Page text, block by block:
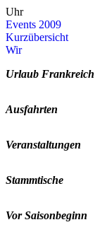
Uhr
Events 2009
Kurz­über­sicht
Wir
Ur­laub Frank­reich
Aus­fahr­ten
Ver­an­stal­tun­gen
Stamm­ti­sche
Vor Sai­son­be­ginn